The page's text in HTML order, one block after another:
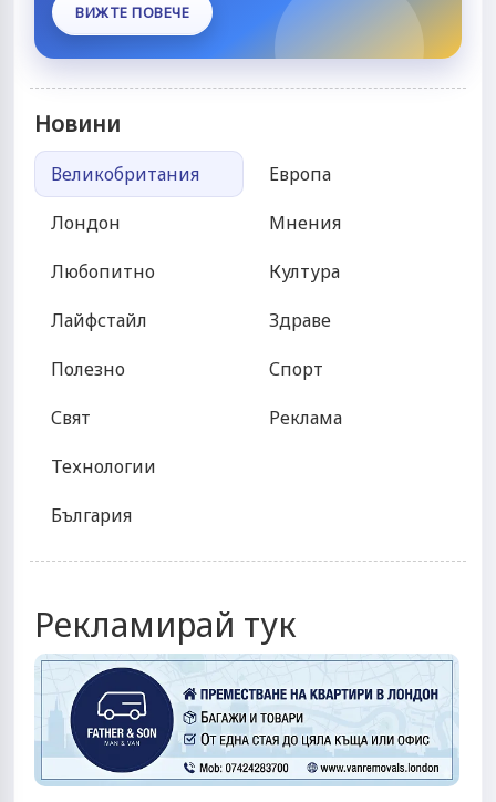
ВИЖТЕ ПОВЕЧЕ
Новини
Великобритания
Лондон
Любопитно
Лайфстайл
Полезно
Свят
Технологии
България
Европа
Мнения
Култура
Здраве
Спорт
Реклама
Рекламирай тук